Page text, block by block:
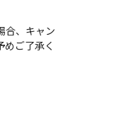
合、キャン
ご了承く